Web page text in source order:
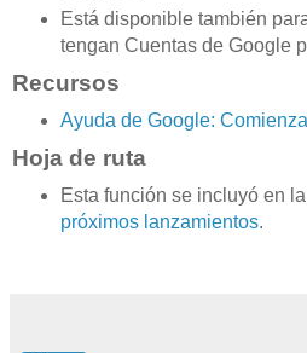
Está disponible también
tengan Cuentas de Google
Recursos
Ayuda de Google:
Hoja de ruta
Esta función se incluyó en
próximos lanzamientos.